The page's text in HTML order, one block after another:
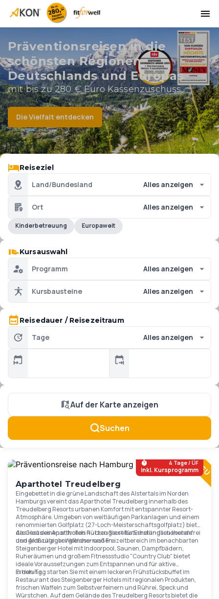
Präventionsreisen in die
schönsten Regionen
Deutschlands und Europas
mit bis zu 280 € Euro Kassenzuschuss
Die Vielfalt entdecken
Reiseziel
Land/Bundesland Alles anzeigen
Ort Alles anzeigen
Kinderbetreuung Europaweit
Kursauswahl
Programm Alles anzeigen
Kursbausteine Alles anzeigen
Reisedauer / Reisezeitraum
Tage Alles anzeigen
Auf der Karte anzeigen
Suchen
4 Tage / ÜF
inkl. Kursprogramm
Aparthotel Treudelberg
Eingebettet in die grüne Landschaft des Alstertals im Norden
Hamburgs vereint das Aparthotel Treudelberg innerhalb des
Treudelberg Resorts urbanen Komfort mit entspannter Resort-
Atmosphäre. Umgeben von weitläufigen Parkanlagen und einem
renommierten Golfplatz (27-Loch-Meisterschaftsgolfplatz) bietet
das Haus einen stilvollen Rückzugsort für Erholungssuchende
und Aktivurlauber gleichermaßen..
Als Gast des Aparthotels nutzen Sie selbstverständlich kostenfrei
den großzügiger Wellness- und Freizeitbereich im benachbarten
Steigenberger Hotel mit Indoorpool, Saunen, Dampfbädern,
Ruheräumen und großem Fitnessstudio "Country Club" bietet
ideale Voraussetzungen zum Entspannen und für aktive
Erholung.
In den Tag starten Sie mit einem leckeren Frühstücksbuffet im
Restaurant des Steigenberger Hotels mit regionalen Produkten,
frischen Waffeln zum Selbstverfeinern und Rührei, Speck und
Würstchen. Auf dem Gelände des Treudelberg Resorts bietet die